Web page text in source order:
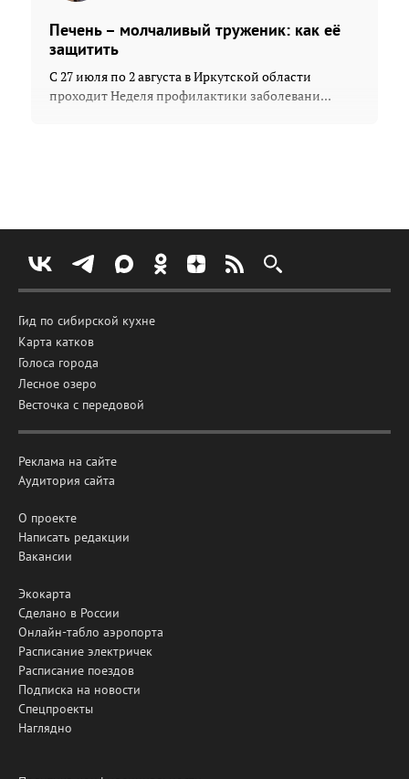
Печень – молчаливый труженик: как её
защитить
С 27 июля по 2 августа в Иркутской области
проходит Неделя профилактики заболевани...
Гид по сибирской кухне
Карта катков
Голоса города
Лесное озеро
Весточка с передовой
Реклама на сайте
Аудитория сайта
О проекте
Написать редакции
Вакансии
Экокарта
Сделано в России
Онлайн-табло аэропорта
Расписание электричек
Расписание поездов
Подписка на новости
Спецпроекты
Наглядно